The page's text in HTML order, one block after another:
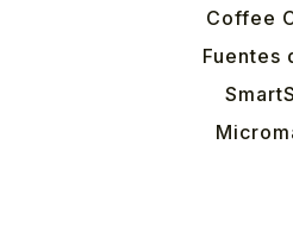
Coffee
Fuentes